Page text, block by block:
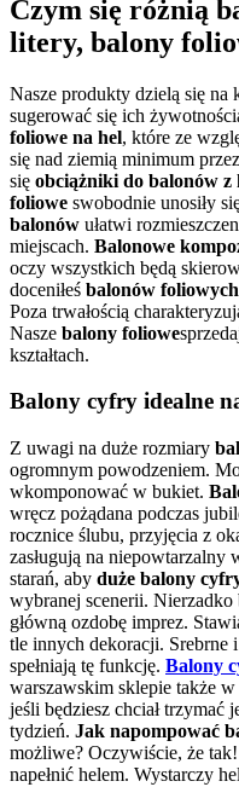
Czym się różnią
litery, balony
Nasze produkty dzielą się
sugerować się ich
foliowe na hel, które ze
się nad ziemią minimum
się obciążniki do balonów z
foliowe swobodnie unosiły
balonów ułatwi
miejscach. Balonowe
oczy wszystkich będą
doceniłeś balonów
Poza trwałością
Nasze balony foliowe
kształtach.
Balony cyfry idealne
Z uwagi na duże rozmiary
ogromnym powodzeniem.
wkomponować w bukiet.
wręcz pożądana podczas
rocznice ślubu, przyjęcia z
zasługują na
starań, aby duże balony
wybranej scenerii. Nierzadko
główną ozdobę imprez.
tle innych dekoracji. Srebrne i
spełniają tę funkcję. Balony
warszawskim sklepie także
jeśli będziesz chciał trzymać
tydzień. Jak napompować
możliwe? Oczywiście, że tak!
napełnić helem. Wystarczy